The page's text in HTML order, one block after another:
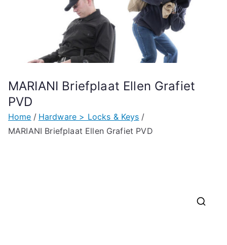
MARIANI Briefplaat Ellen Grafiet
PVD
Home
Hardware > Locks & Keys
MARIANI Briefplaat Ellen Grafiet PVD